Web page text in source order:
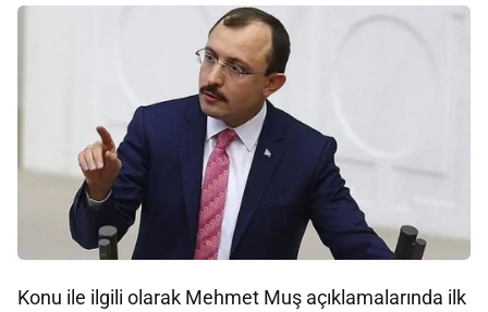
Konu ile ilgili olarak Mehmet Muş açıklamalarında ilk